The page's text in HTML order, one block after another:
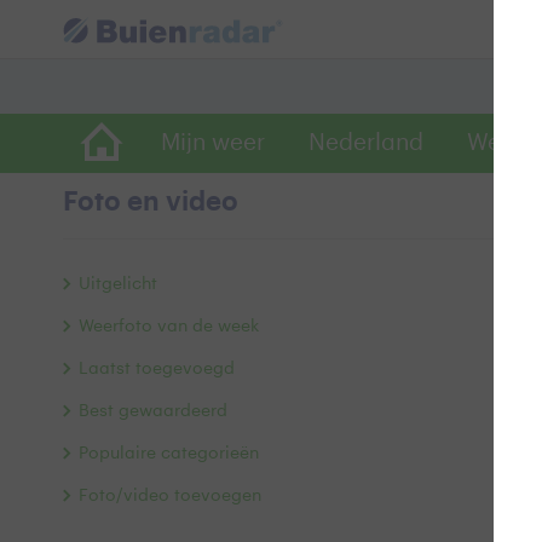
Mijn weer Nederland
Foto en video
Uitgelicht
Weerfoto van de week
Laatst toegevoegd
Best gewaardeerd
Populaire categorieën
Foto/video toevoegen